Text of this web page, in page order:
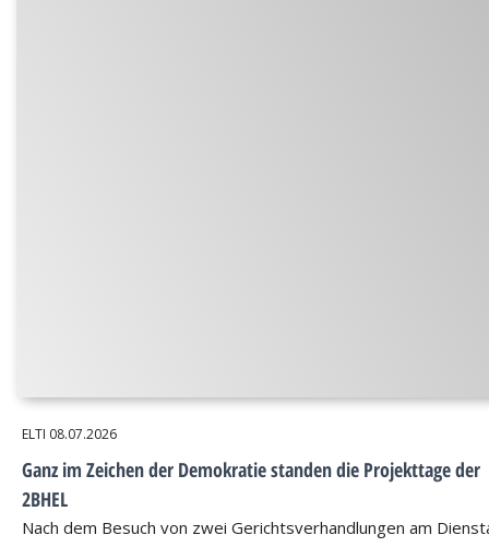
ELTI 08.07.2026
Ganz im Zeichen der Demokratie standen die Projekttage der
2BHEL
Nach dem Besuch von zwei Gerichtsverhandlungen am